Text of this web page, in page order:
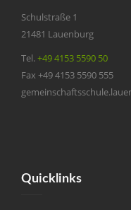
Schulstraße 1
21481 Lauenburg
Tel.+49 4153 5590 50
Fax +49 4153 5590 555
Quicklinks